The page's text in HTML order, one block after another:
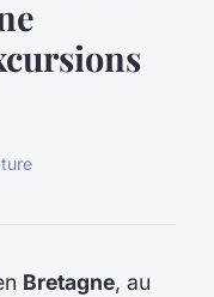
Bretagne, au